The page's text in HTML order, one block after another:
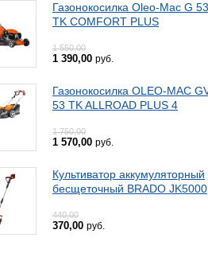
Газонокосилка Oleo-Mac G 53
TK COMFORT PLUS
1 550,00
1 390,00 руб.
Газонокосилка OLEO-MAC
53 TK ALLROAD PLUS 4
1 750,00
1 570,00 руб.
Культиватор аккумуляторный
бесщеточный BRADO JK5000
440,00
370,00 руб.